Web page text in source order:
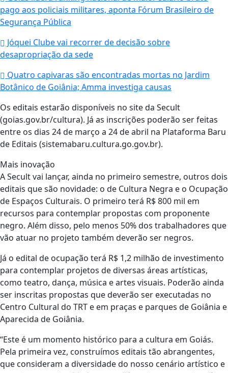
pago aos policiais militares, aponta Fórum Brasileiro de
Segurança Pública
Jóquei Clube vai recorrer de decisão sobre
desapropriação da sede
Quatro capivaras são encontradas mortas no Jardim
Botânico de Goiânia; Amma investiga causas
Os editais estarão disponíveis no site da Secult
(goias.gov.br/cultura). Já as inscrições poderão ser feitas
entre os dias 24 de março a 24 de abril na Plataforma Baru
de Editais (sistemabaru.cultura.go.gov.br).
Mais inovação
A Secult vai lançar, ainda no primeiro semestre, outros dois
editais que são novidade: o de Cultura Negra e o Ocupação
de Espaços Culturais. O primeiro terá R$ 800 mil em
recursos para contemplar propostas com proponente
negro. Além disso, pelo menos 50% dos trabalhadores que
vão atuar no projeto também deverão ser negros.
Já o edital de ocupação terá R$ 1,2 milhão de investimento
para contemplar projetos de diversas áreas artísticas,
como teatro, dança, música e artes visuais. Poderão ainda
ser inscritas propostas que deverão ser executadas no
Centro Cultural do TRT e em praças e parques de Goiânia e
Aparecida de Goiânia.
“Este é um momento histórico para a cultura em Goiás.
Pela primeira vez, construímos editais tão abrangentes,
que consideram a diversidade do nosso cenário artístico e